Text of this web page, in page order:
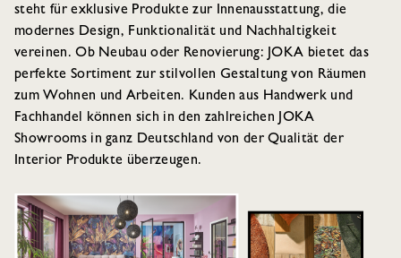
steht für exklusive Produkte zur Innenausstattung, die
modernes Design, Funktionalität und Nachhaltigkeit
vereinen. Ob Neubau oder Renovierung: JOKA bietet das
perfekte Sortiment zur stilvollen Gestaltung von Räumen
zum Wohnen und Arbeiten. Kunden aus Handwerk und
Fachhandel können sich in den zahlreichen JOKA
Showrooms in ganz Deutschland von der Qualität der
Interior Produkte überzeugen.